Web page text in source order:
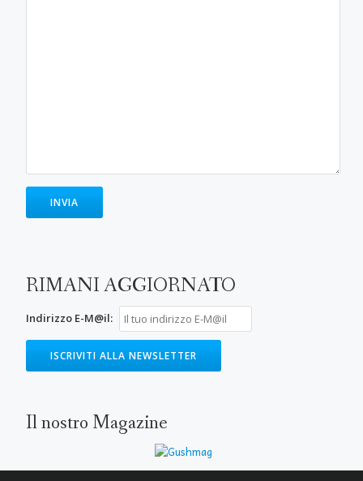
RIMANI AGGIORNATO
Indirizzo E-M@il:
Il nostro Magazine